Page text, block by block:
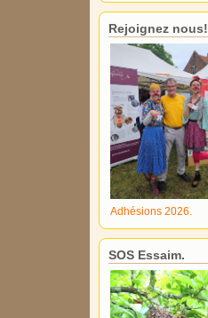
Rejoignez nous!
Adhésions 2026.
SOS Essaim.